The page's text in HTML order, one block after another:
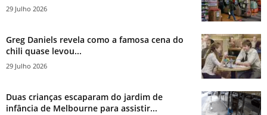
29 Julho 2026
Greg Daniels revela como a famosa cena do
chili quase levou...
29 Julho 2026
Duas crianças escaparam do jardim de
infância de Melbourne para assistir...